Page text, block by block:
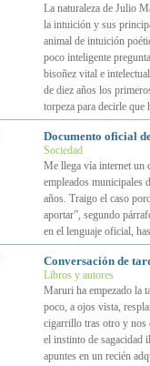
La naturaleza de Julio
la intuición y sus
animal de intuición
poco inteligente
bisoñez vital e
de diez años los
torpeza para decirle que
Documento oficial
Sociedad
Me llega vía internet un
empleados municipales
años. Traigo el caso
aportar”, segundo
en el lenguaje oficial,
Conversación de
Libros y autores
Maruri ha empezado la
poco, a ojos vista,
cigarrillo tras otro y nos
el instinto de sagacidad
apuntes en un recién